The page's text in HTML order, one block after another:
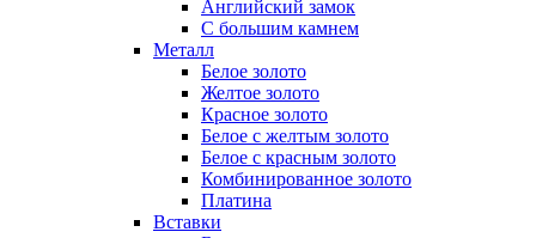
Английский замок
С большим камнем
Металл
Белое золото
Желтое золото
Красное золото
Белое с желтым золото
Белое с красным золото
Комбинированное золото
Платина
Вставки